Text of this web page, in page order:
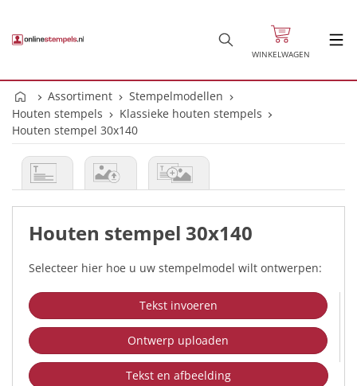
WINKELWAGEN
Assortiment
Stempelmodellen
Houten stempels
Klassieke houten stempels
Houten stempel 30x140
Houten stempel 30x140
Selecteer hier hoe u uw stempelmodel wilt ontwerpen:
Tekst invoeren
Ontwerp uploaden
Tekst en afbeelding